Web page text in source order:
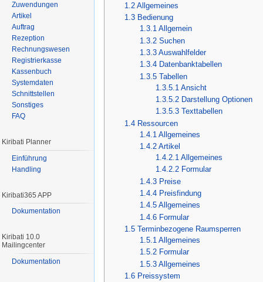
1.2 Allgemeines
1.3 Bedienung
1.3.1 Allgemein
1.3.2 Suchen
1.3.3 Auswahlfelder
1.3.4 Datenbanktabellen
1.3.5 Tabellen
1.3.5.1 Ansicht
1.3.5.2 Darstellung Optionen
1.3.5.3 Texttabellen
1.4 Ressourcen
1.4.1 Allgemeines
1.4.2 Artikel
1.4.2.1 Allgemeines
1.4.2.2 Formular
1.4.3 Preise
1.4.4 Preisfindung
1.4.5 Allgemeines
1.4.6 Formular
1.5 Terminbezogene Raumsperren
1.5.1 Allgemeines
1.5.2 Formular
1.5.3 Allgemeines
1.6 Preissystem
Zuwendungen
Artikel
Auftrag
Rezeption
Rechnungswesen
Registrierkasse
Kassenbuch
Systemdaten
Schnittstellen
Sonstiges
FAQ
Kiribati Planner
Einführung
Handling
Kiribati365 APP
Dokumentation
Kiribati 10.0
Mailingcenter
Dokumentation